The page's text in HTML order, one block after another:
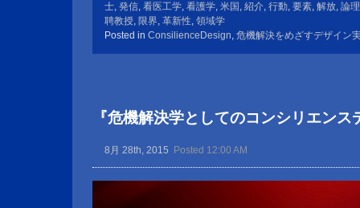
士, 発信, 看医工学, 看護学, 米国 , 紹介, 行動, 要素, 解放, 論理
聘教授, 限界, 革新性, 領域学
Posted in ConsilienceDesign, 危機解決をめざすデザイン
『危機解決学としてのコンシリエンス
8月 28th, 2015 Posted 12:00 AM